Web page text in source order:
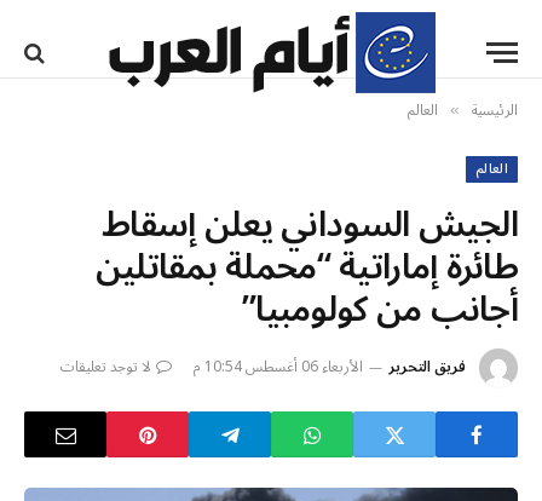
الرئيسية » العالم
العالم
الجيش السوداني يعلن إسقاط
طائرة إماراتية “محملة بمقاتلين
أجانب من كولومبيا”
فريق التحرير الأربعاء 06 أغسطس 10:54 م لا توجد تعليقات